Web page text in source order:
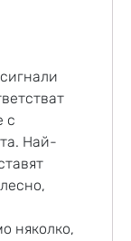
с
Най-
няколко,